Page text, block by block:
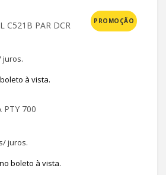
PROMOÇÃO
C521B PAR DCR
juros.
à vista.
PTY 700
s/ juros.
no boleto à vista.